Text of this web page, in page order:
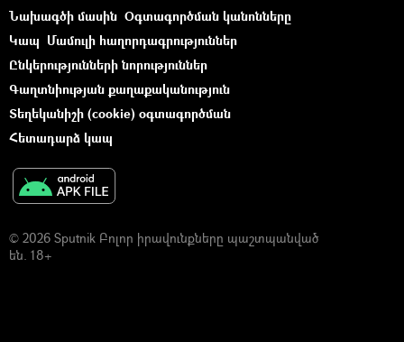
Նախագծի մասին Օգտագործման կանոնները
Կապ Մամուլի հաղորդագրություններ
Ընկերությունների նորություններ
Գաղտնիության քաղաքականություն
Տեղեկանիշի (cookie) օգտագործման
Հետադարձ կապ
© 2026 Sputnik Բոլոր իրավունքները պաշտպանված
են. 18+